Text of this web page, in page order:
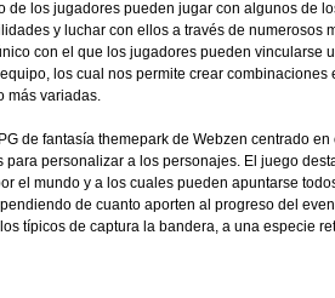
de los jugadores pueden jugar con algunos de
y luchar con ellos a través de numerosos
con el que los jugadores pueden vincularse
los cual nos permite crear combinaciones
más variadas.
de fantasía themepark de Webzen centrado
para personalizar a los personajes. El juego
el mundo y a los cuales pueden apuntarse
de cuanto aporten al progreso del
típicos de captura la bandera, a una especie